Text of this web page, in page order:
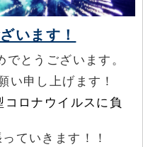
います！
とうございます。
い申し上げます！
コロナウイルスに負
ていきます！！